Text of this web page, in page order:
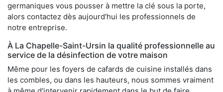
germaniques vous pousser à mettre la clé sous la porte,
alors contactez dès aujourd'hui les professionnels de
notre entreprise.
À La Chapelle-Saint-Ursin la qualité professionnelle au
service de la désinfection de votre maison
Même pour les foyers de cafards de cuisine installés dans
les combles, ou dans les hauteurs, nous sommes vraiment